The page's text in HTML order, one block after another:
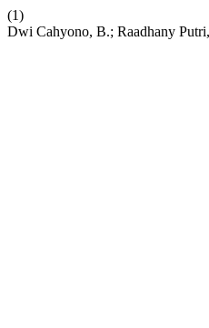
(1)
Dwi Cahyono, B.; Raadhany